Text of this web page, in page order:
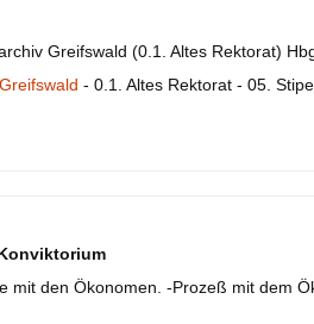
Greifswald (0.1. Altes Rektorat)
- 0.1. Altes Rektorat - 05.
mit den Ökonomen. -Prozeß mit dem